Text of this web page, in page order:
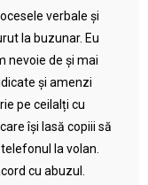
verbale și
la buzunar. Eu
nevoie de și mai
și amenzi
pe ceilalți cu
își lasă copiii să
la volan.
cu abuzul.